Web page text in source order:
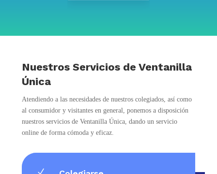
Nuestros Servicios de Ventanilla
Única
Atendiendo a las necesidades de nuestros colegiados, así como
al consumidor y visitantes en general, ponemos a disposición
nuestros servicios de Ventanilla Única, dando un servicio
online de forma cómoda y eficaz.
N